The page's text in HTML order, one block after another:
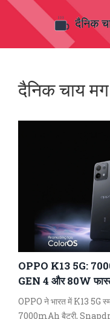
दैनिक चाय
OPPO K13 5G:
GEN 4 और 80W फास्ट
OPPO ने भारत में K13 5G
7000mAh बैटरी,